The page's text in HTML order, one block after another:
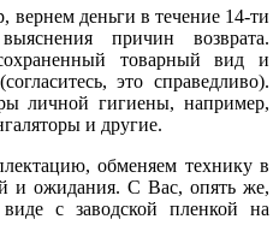
вернем деньги в течение 14-ти
причин возврата.
товарный вид и
это справедливо).
личной гигиены, например,
и другие.
обменяем технику в
и ожидания. С Вас, опять же,
с заводской пленкой на